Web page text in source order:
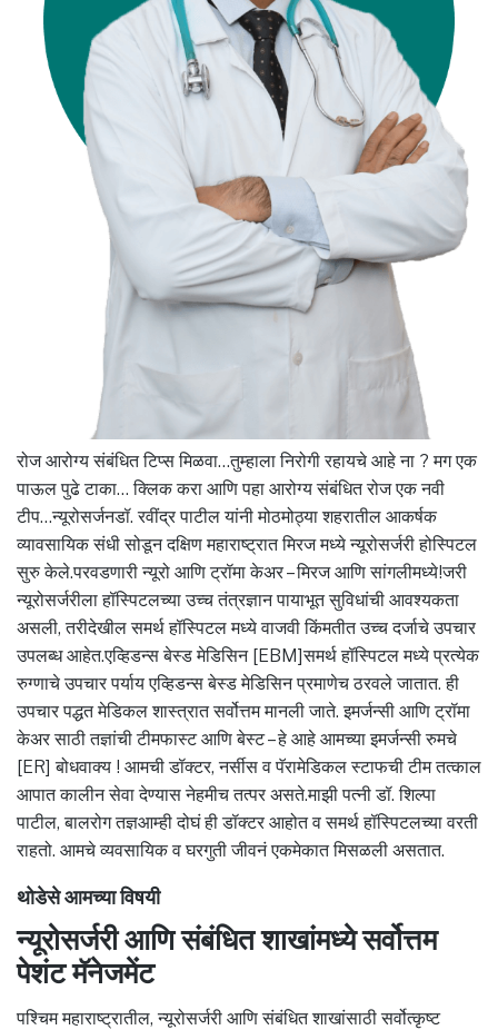
रोज आरोग्य संबंधित टिप्स मिळवा…तुम्हाला निरोगी रहायचे आहे ना ? मग एक
पाऊल पुढे टाका… क्लिक करा आणि पहा आरोग्य संबंधित रोज एक नवी
टीप…न्यूरोसर्जनडॉ. रवींद्र पाटील यांनी मोठमोठ्या शहरातील आकर्षक
व्यावसायिक संधी सोडून दक्षिण महाराष्ट्रात मिरज मध्ये न्यूरोसर्जरी होस्पिटल
सुरु केले.परवडणारी न्यूरो आणि ट्रॉमा केअर – मिरज आणि सांगलीमध्ये!जरी
न्यूरोसर्जरीला हॉस्पिटलच्या उच्च तंत्रज्ञान पायाभूत सुविधांची आवश्यकता
असली, तरीदेखील समर्थ हॉस्पिटल मध्ये वाजवी किंमतीत उच्च दर्जाचे उपचार
उपलब्ध आहेत.एव्हिडन्स बेस्ड मेडिसिन [EBM]समर्थ हॉस्पिटल मध्ये प्रत्येक
रुग्णाचे उपचार पर्याय एव्हिडन्स बेस्ड मेडिसिन प्रमाणेच ठरवले जातात. ही
उपचार पद्धत मेडिकल शास्त्रात सर्वोत्तम मानली जाते. इमर्जन्सी आणि ट्रॉमा
केअर साठी तज्ञांची टीमफास्ट आणि बेस्ट – हे आहे आमच्या इमर्जन्सी रुमचे
[ER] बोधवाक्य ! आमची डॉक्टर, नर्सीस व पॅरामेडिकल स्टाफची टीम तत्काल
आपात कालीन सेवा देण्यास नेहमीच तत्पर असते.माझी पत्नी डॉ. शिल्पा
पाटील, बालरोग तज्ञआम्ही दोघं ही डॉक्टर आहोत व समर्थ हॉस्पिटलच्या वरती
राहतो. आमचे व्यवसायिक व घरगुती जीवनं एकमेकात मिसळली असतात.
थोडेसे आमच्या विषयी
न्यूरोसर्जरी आणि संबंधित शाखांमध्ये सर्वोत्तम
पेशंट मॅनेजमेंट
पश्चिम महाराष्ट्रातील, न्यूरोसर्जरी आणि संबंधित शाखांसाठी सर्वोत्कृष्ट